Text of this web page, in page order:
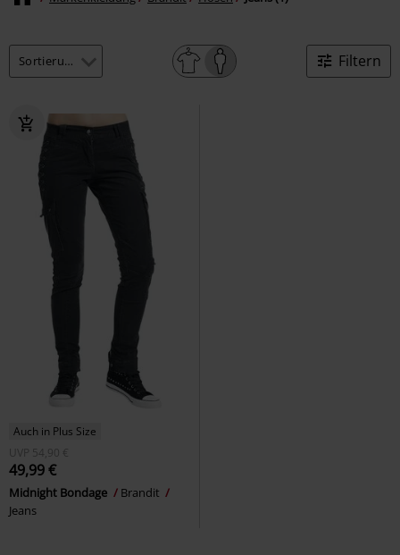
Filtern
Auch in Plus Size
UVP
54,90 €
49,99 €
Midnight Bondage
Brandit
Jeans